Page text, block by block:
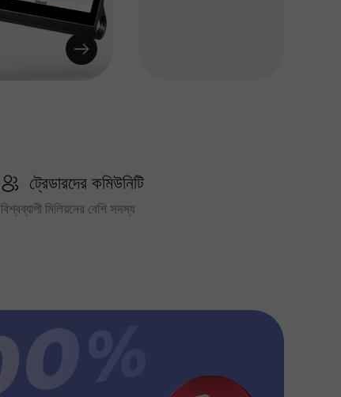
ট্রেডারদের কমিউনিটি
বিশ্বব্যাপী মিলিয়নের বেশি সদস্য